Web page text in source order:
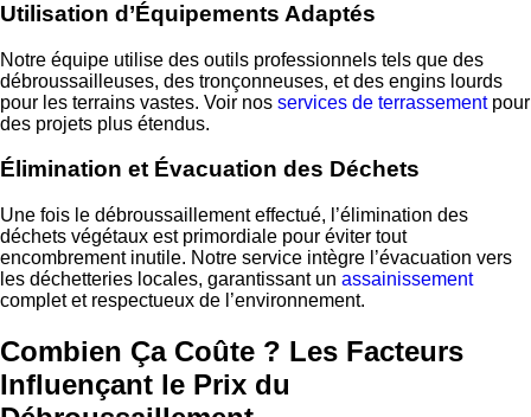
Utilisation d’Équipements Adaptés
Notre équipe utilise des outils professionnels tels que des
débroussailleuses, des tronçonneuses, et des engins lourds
pour les terrains vastes. Voir nos services de terrassementpour
des projets plus étendus.
Élimination et Évacuation des Déchets
Une fois le débroussaillement effectué, l’élimination des
déchets végétaux est primordiale pour éviter tout
encombrement inutile. Notre service intègre l’évacuation vers
les déchetteries locales, garantissant un assainissement
complet et respectueux de l’environnement.
Combien Ça Coûte ? Les Facteurs
Influençant le Prix du